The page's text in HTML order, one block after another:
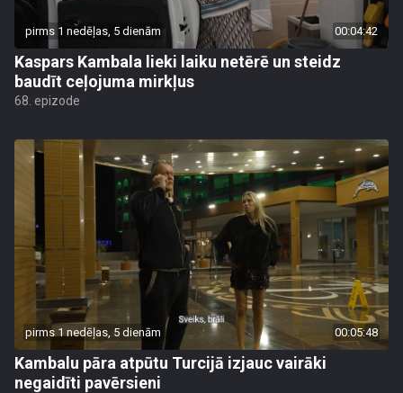
pirms 1 nedēļas, 5 dienām 00:04:42
Kaspars Kambala lieki laiku netērē un steidz
baudīt ceļojuma mirkļus
68. epizode
pirms 1 nedēļas, 5 dienām 00:05:48
Kambalu pāra atpūtu Turcijā izjauc vairāki
negaidīti pavērsieni